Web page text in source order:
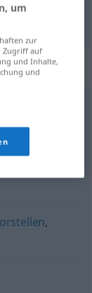
,
um
zur
Zugriff auf
und Inhalte,
und